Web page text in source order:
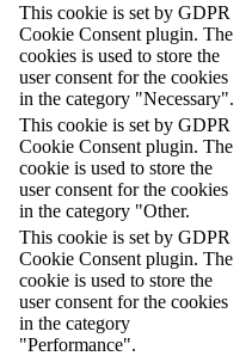
This cookie is set by GDPR
Cookie Consent plugin. The
cookies is used to store the
user consent for the cookies
in the category "Necessary".
This cookie is set by GDPR
Cookie Consent plugin. The
cookie is used to store the
user consent for the cookies
in the category "Other.
This cookie is set by GDPR
Cookie Consent plugin. The
cookie is used to store the
user consent for the cookies
in the category
"Performance".